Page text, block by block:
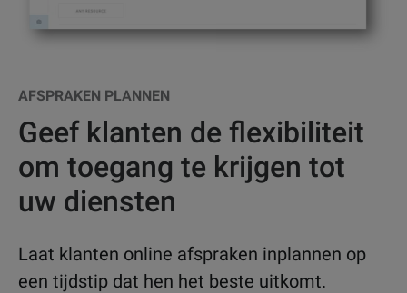
AFSPRAKEN PLANNEN
Geef klanten de flexibiliteit
om toegang te krijgen tot
uw diensten
Laat klanten online afspraken inplannen op
een tijdstip dat hen het beste uitkomt.